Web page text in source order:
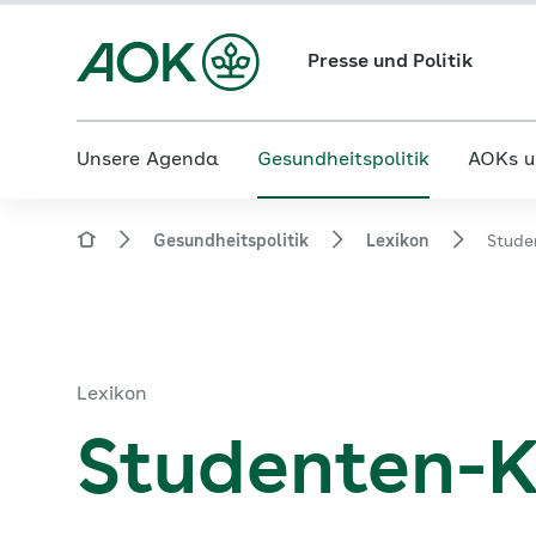
Presse und Politik
Unsere Agenda Gesundheitspolitik AOKs
Gesundheitspolitik Lexikon
Lexikon
Studenten-